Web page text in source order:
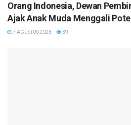
Orang Indonesia, Dewan
Ajak Anak Muda Menggali
7 AGUSTUS 2026 39